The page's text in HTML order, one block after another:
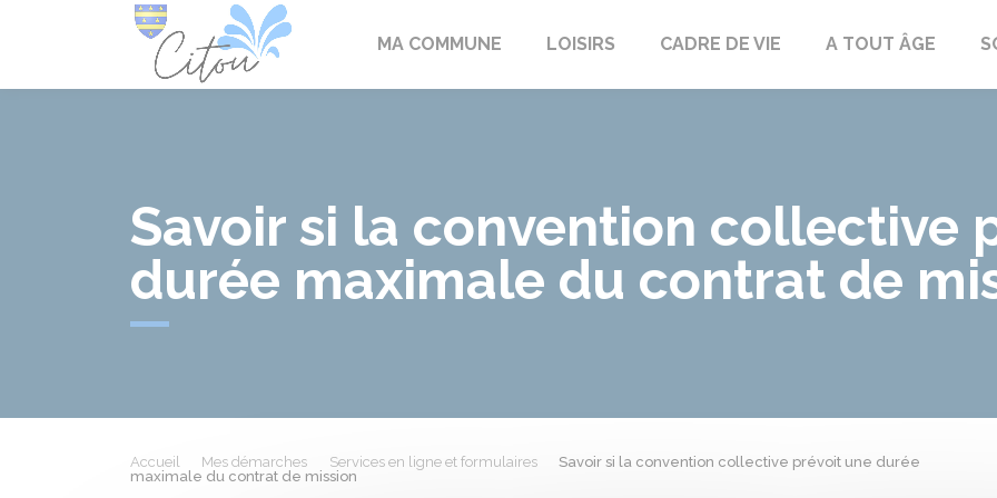
MA COMMUNE LOISIRS CADRE DE VIE A TOUT ÂGE
Savoir si la convention collective
durée maximale du contrat de
Accueil Mes démarches Services en ligne et formulaires
Savoir si la convention collective prévoit une durée
maximale du contrat de mission